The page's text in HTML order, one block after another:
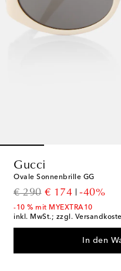
Gucci
Ovale Sonnenbrille GG
€ 290
original price
€ 174
discount price
-40%
-10 % mit MYEXTRA10
inkl. MwSt.; zzgl.
In den